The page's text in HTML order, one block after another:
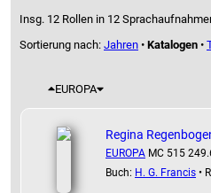
Insg. 12 Rollen in 12
Sortierung nach: Jahren • Katalogen •
EUROPA
Regina
EUROPA MC 515
Buch: H. G. Francis •